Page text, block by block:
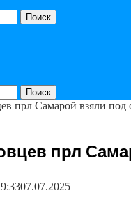
Поиск
Поиск
прл Самарой взяли под
прл
07.07.2025